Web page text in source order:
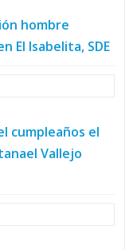
hombre
El Isabelita, SDE
cumpleaños el
Vallejo